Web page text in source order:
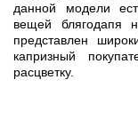
данной модели
вещей блягодапя
представлен
капризный
расцветку.